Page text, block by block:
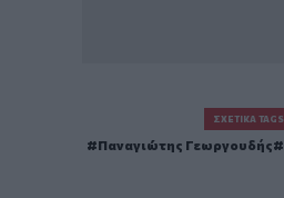
ΣΧΕΤΙΚΆ TAGS
Παναγιώτης Γεωργουδής